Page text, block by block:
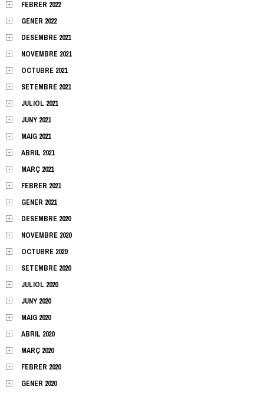
FEBRER 2022
GENER 2022
DESEMBRE 2021
NOVEMBRE 2021
OCTUBRE 2021
SETEMBRE 2021
JULIOL 2021
JUNY 2021
MAIG 2021
ABRIL 2021
MARÇ 2021
FEBRER 2021
GENER 2021
DESEMBRE 2020
NOVEMBRE 2020
OCTUBRE 2020
SETEMBRE 2020
JULIOL 2020
JUNY 2020
MAIG 2020
ABRIL 2020
MARÇ 2020
FEBRER 2020
GENER 2020